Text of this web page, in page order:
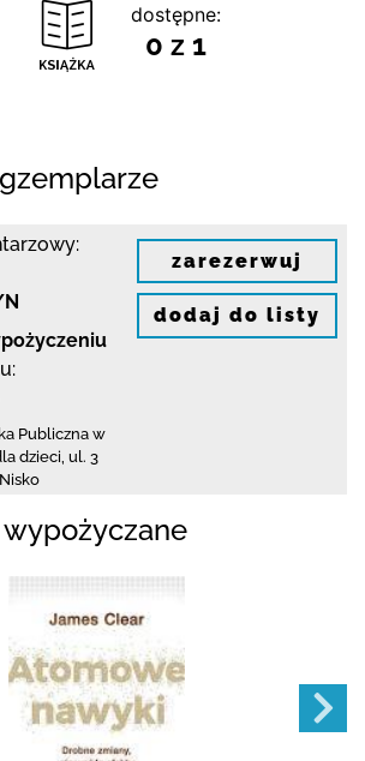
dostępne:
0 z 1
Publiczna w
dzieci, ul. 3
zarezerwuj
dodaj do listy